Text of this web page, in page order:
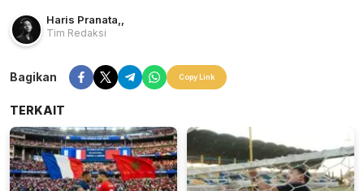
Haris Pranata
Tim Redaksi
Bagikan Copy Link
TERKAIT